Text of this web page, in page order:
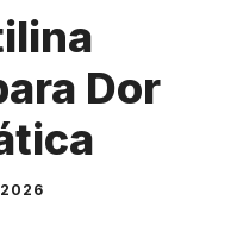
Dor